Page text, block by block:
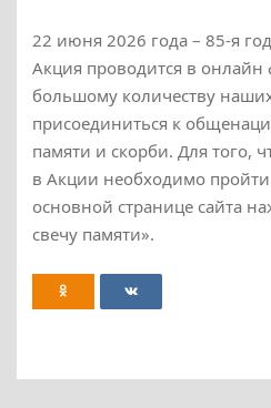
22 июня 2026 года – 85-я
Акция проводится в онлайн
большому количеству
присоединиться к
памяти и скорби. Для того,
в Акции необходимо
основной странице сайта
свечу памяти».